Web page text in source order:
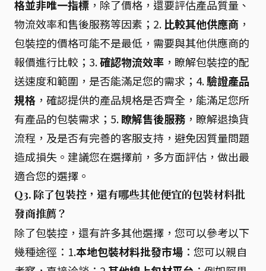
格並非唯一指標 ，除了價格，還要評估產品質量、
物流效率和售後服務等因素；2. 比較其他供應商 ，
包裝控的價格可能不是最低，需要與其他供應商的
報價進行比較；3.確認物流效率 ，瞭解包裝控的配
送速度和範圍，是否能滿足您的需求；4.驗證產品
規格 ，確認提供的產品規格是否齊全，能滿足您所
有產品的包裝需求；5.瞭解售後服務 ，瞭解退換貨
流程，及是否有完善的客服支持，避免因質量問題
造成損失。建議您在選擇前，多方面評估，做出最
適合您的選擇。
Q3. 除了包裝控，還有哪些其他便宜的包裝材料批
發商推薦？
除了包裝控，還有許多其他選擇，您可以參考以下
幾種途徑：1.本地包裝材料批發市場 ：您可以親自